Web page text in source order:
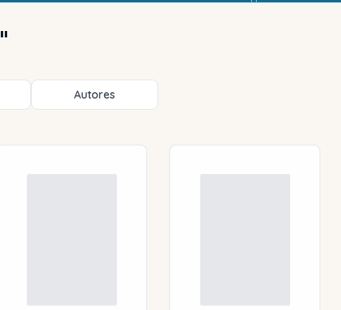
"
Autores